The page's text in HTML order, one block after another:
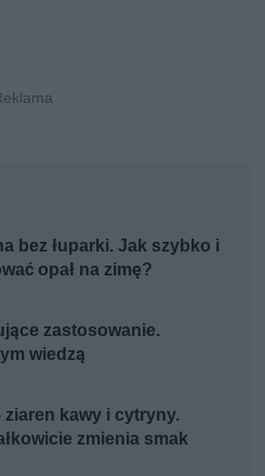
bez łuparki. Jak szybko i
opał na zimę?
zastosowanie.
wiedzą
ziaren kawy i cytryny.
zmienia smak